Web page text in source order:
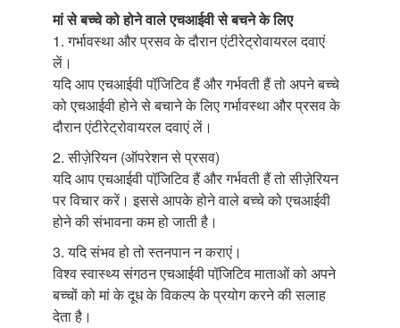
मां से बच्चे को होने वाले एचआईवी से बचने के लिए
1. गर्भावस्था और प्रसव के दौरान एंटीरेट्रोवायरल दवाएं
लें।
यदि आप एचआईवी पॉजि़टिव हैं और गर्भवती हैं तो अपने बच्चे
को एचआईवी होने से बचाने के लिए गर्भावस्था और प्रसव के
दौरान एंटीरेट्रोवायरल दवाएं लें।
2. सीज़ेरियन (ऑपरेशन से प्रसव)
यदि आप एचआईवी पॉजि़टिव हैं और गर्भवती हैं तो सीज़ेरियन
पर विचार करें। इससे आपके होने वाले बच्चे को एचआईवी
होने की संभावना कम हो जाती है।
3. यदि संभव हो तो स्तनपान न कराएं।
विश्व स्वास्थ्य संगठन एचआईवी पॉजि़टिव माताओं को अपने
बच्चों को मां के दूध के विकल्प के प्रयोग करने की सलाह
देता है।